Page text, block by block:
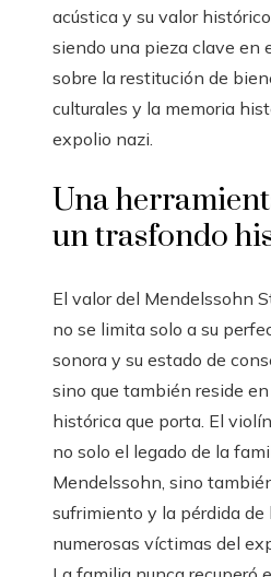
acústica y su valor
siendo una pieza clave en
sobre la restitución de
culturales y la memoria
expolio nazi.
Una
un trasfondo
El valor del Mendelssohn
no se limita solo a su
sonora y su estado de
sino que también reside
histórica que porta. El
no solo el legado de la
Mendelssohn, sino
sufrimiento y la pérdida de
numerosas víctimas del